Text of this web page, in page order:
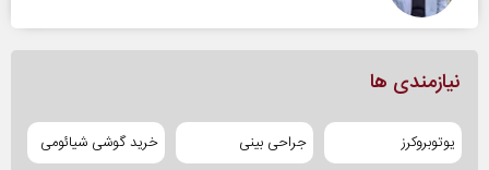
نیازمندی ها
یوتوبروکرز جراحی بینی خرید گوشی شیائومی